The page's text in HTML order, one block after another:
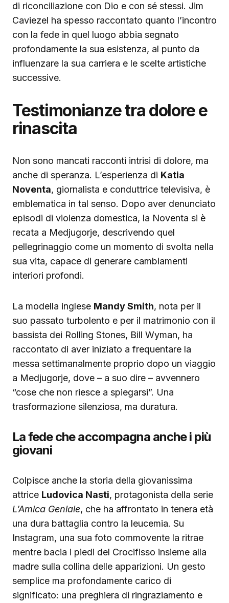
di riconciliazione con Dio e con sé stessi. Jim
Caviezel ha spesso raccontato quanto l’incontro
con la fede in quel luogo abbia segnato
profondamente la sua esistenza, al punto da
influenzare la sua carriera e le scelte artistiche
successive.
Testimonianze tra dolore e
rinascita
Non sono mancati racconti intrisi di dolore, ma
anche di speranza. L’esperienza di Katia
Noventa, giornalista e conduttrice televisiva, è
emblematica in tal senso. Dopo aver denunciato
episodi di violenza domestica, la Noventa si è
recata a Medjugorje, descrivendo quel
pellegrinaggio come un momento di svolta nella
sua vita, capace di generare cambiamenti
interiori profondi.
La modella inglese Mandy Smith, nota per il
suo passato turbolento e per il matrimonio con il
bassista dei Rolling Stones, Bill Wyman, ha
raccontato di aver iniziato a frequentare la
messa settimanalmente proprio dopo un viaggio
a Medjugorje, dove – a suo dire – avvennero
“cose che non riesce a spiegarsi”. Una
trasformazione silenziosa, ma duratura.
La fede che accompagna anche i più
giovani
Colpisce anche la storia della giovanissima
attrice Ludovica Nasti, protagonista della serie
L’Amica Geniale, che ha affrontato in tenera età
una dura battaglia contro la leucemia. Su
Instagram, una sua foto commovente la ritrae
mentre bacia i piedi del Crocifisso insieme alla
madre sulla collina delle apparizioni. Un gesto
semplice ma profondamente carico di
significato: una preghiera di ringraziamento e